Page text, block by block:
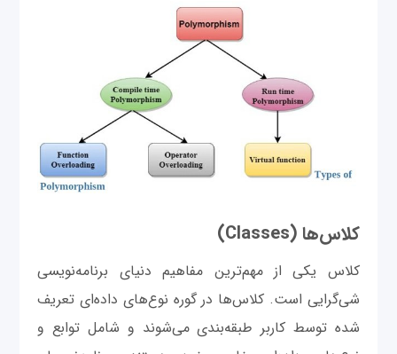
کلاس‌ها (Classes)
کلاس یکی از مهم‌ترین مفاهیم دنیای برنامه‌نویسی
شی‌گرایی است. کلاس‌ها در گوره نوع‌های داده‌ای تعریف
شده توسط کاربر طبقه‌بندی می‌شوند و شامل توابع و